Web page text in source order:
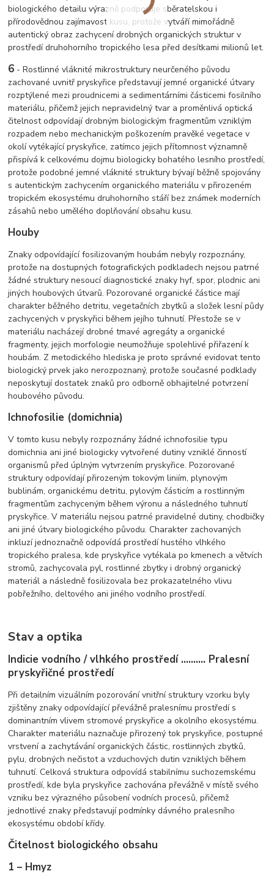
biologického detailu výrazně podporuje sběratelskou i
přírodovědnou zajímavost kusu, protože vytváří mimořádně
autentický obraz zachycení drobných organických struktur v
prostředí druhohorního tropického lesa před desítkami milionů let.
6 - Rostlinné vláknité mikrostruktury neurčeného původu
zachované uvnitř pryskyřice představují jemné organické útvary
rozptýlené mezi proudnicemi a sedimentárními částicemi fosilního
materiálu, přičemž jejich nepravidelný tvar a proměnlivá optická
čitelnost odpovídají drobným biologickým fragmentům vzniklým
rozpadem nebo mechanickým poškozením pravěké vegetace v
okolí vytékající pryskyřice, zatímco jejich přítomnost významně
přispívá k celkovému dojmu biologicky bohatého lesního prostředí,
protože podobné jemné vláknité struktury bývají běžně spojovány
s autentickým zachycením organického materiálu v přirozeném
tropickém ekosystému druhohorního stáří bez známek moderních
zásahů nebo umělého doplňování obsahu kusu.
Houby
Znaky odpovídající fosilizovaným houbám nebyly rozpoznány,
protože na dostupných fotografických podkladech nejsou patrné
žádné struktury nesoucí diagnostické znaky hyf, spor, plodnic ani
jiných houbových útvarů. Pozorované organické částice mají
charakter běžného detritu, vegetačních zbytků a složek lesní půdy
zachycených v pryskyřici během jejího tuhnutí. Přestože se v
materiálu nacházejí drobné tmavé agregáty a organické
fragmenty, jejich morfologie neumožňuje spolehlivé přiřazení k
houbám. Z metodického hlediska je proto správné evidovat tento
biologický prvek jako nerozpoznaný, protože současné podklady
neposkytují dostatek znaků pro odborně obhajitelné potvrzení
houbového původu.
Ichnofosilie (domichnia)
V tomto kusu nebyly rozpoznány žádné ichnofosilie typu
domichnia ani jiné biologicky vytvořené dutiny vzniklé činností
organismů před úplným vytvrzením pryskyřice. Pozorované
struktury odpovídají přirozeným tokovým liniím, plynovým
bublinám, organickému detritu, pylovým částicím a rostlinným
fragmentům zachyceným během výronu a následného tuhnutí
pryskyřice. V materiálu nejsou patrné pravidelné dutiny, chodbičky
ani jiné útvary biologického původu. Charakter zachovaných
inkluzí jednoznačně odpovídá prostředí hustého vlhkého
tropického pralesa, kde pryskyřice vytékala po kmenech a větvích
stromů, zachycovala pyl, rostlinné zbytky i drobný organický
materiál a následně fosilizovala bez prokazatelného vlivu
pobřežního, deltového ani jiného vodního prostředí.
Stav a optika
Indicie vodního / vlhkého prostředí .......... Pralesní
pryskyřičné prostředí
Při detailním vizuálním pozorování vnitřní struktury vzorku byly
zjištěny znaky odpovídající převážně pralesnímu prostředí s
dominantním vlivem stromové pryskyřice a okolního ekosystému.
Charakter materiálu naznačuje přirozený tok pryskyřice, postupné
vrstvení a zachytávání organických částic, rostlinných zbytků,
pylu, drobných nečistot a vzduchových dutin vzniklých během
tuhnutí. Celková struktura odpovídá stabilnímu suchozemskému
prostředí, kde byla pryskyřice zachována převážně v místě svého
vzniku bez výrazného působení vodních procesů, přičemž
jednotlivé znaky představují podmínky dávného pralesního
ekosystému období křídy.
Čitelnost biologického obsahu
1 – Hmyz